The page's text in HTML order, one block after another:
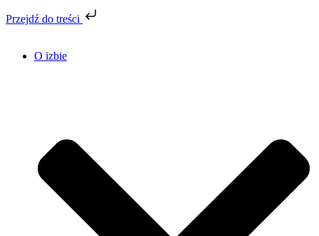
Przejdź do treści
O izbie